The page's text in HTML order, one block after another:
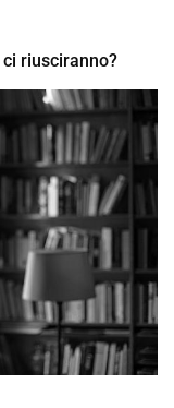
riusciranno?